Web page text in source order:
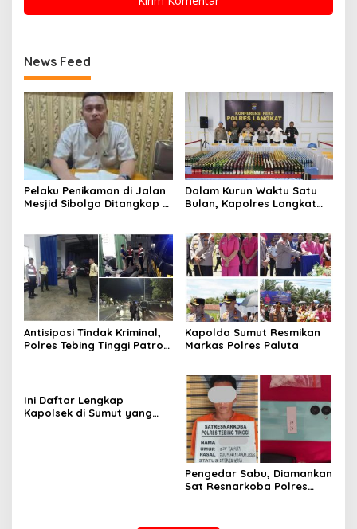
News Feed
Pelaku Penikaman di Jalan
Mesjid Sibolga Ditangkap di
Dalam Kurun Waktu Satu
Bulan, Kapolres Langkat
Kriminal, dan Kekerasan
Seksual terhadap Anak
Antisipasi Tindak Kriminal,
Polres Tebing Tinggi Patroli
Kapolda Sumut Resmikan
Markas Polres Paluta
Ini Daftar Lengkap
Kapolsek di Sumut yang
Pengedar Sabu, Diamankan
Sat Resnarkoba Polres